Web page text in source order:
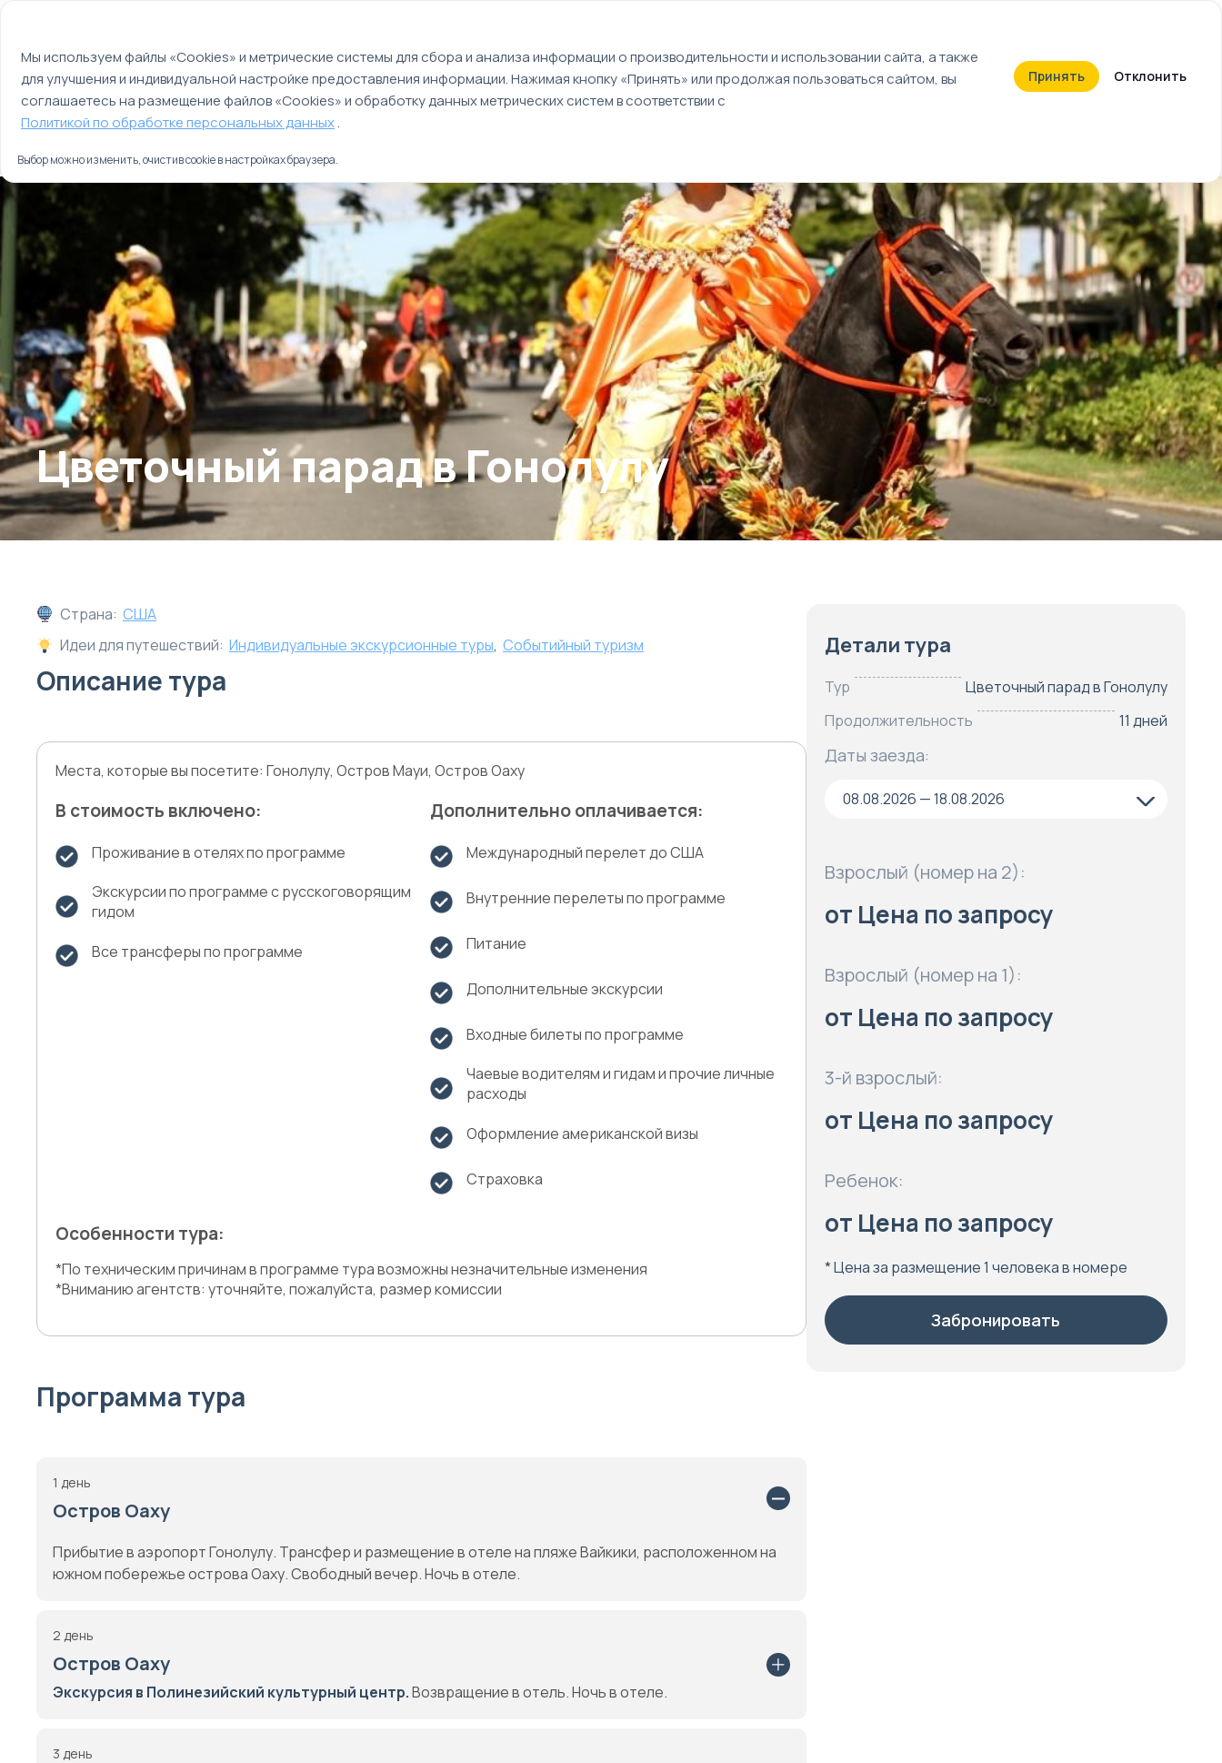
Страны Россия Туры Круизы Идеи путешествий Календарь событий Билеты
Главная
Цветочный парад в Гонолулу
Цветочный парад в Гонолулу
Страна: США
Идеи для путешествий: Индивидуальные экскурсионные туры, Событийный туризм
Описание тура
Места, которые вы посетите: Гонолулу, Остров Мауи, Остров Оаху
В стоимость включено:
Проживание в отелях по программе
Экскурсии по программе с русскоговорящим
гидом
Все трансферы по программе
Дополнительно оплачивается:
Международный перелет до США
Внутренние перелеты по программе
Питание
Дополнительные экскурсии
Входные билеты по программе
Чаевые водителям и гидам и прочие личные
расходы
Оформление американской визы
Страховка
Особенности тура:
*По техническим причинам в программе тура возможны незначительные изменения
*Вниманию агентств: уточняйте, пожалуйста, размер комиссии
Программа тура
1 день
Остров Оаху
Прибытие в аэропорт Гонолулу. Трансфер и размещение в отеле на пляже Вайкики, расположенном на
южном побережье острова Оаху. Свободный вечер. Ночь в отеле.
2 день
Остров Оаху
Экскурсия в Полинезийский культурный центр.Возвращение в отель. Ночь в отеле.
3 день
Детали тура
Тур
Цветочный парад в Гонолулу
Продолжительность
11 дней
Даты заезда:
08.08.2026 — 18.08.2026
Взрослый (номер на 2):
от Цена по запросу
Взрослый (номер на 1):
от Цена по запросу
3-й взрослый:
от Цена по запросу
Ребенок:
от Цена по запросу
* Цена за размещение 1 человека в номере
Забронировать
Мы используем файлы «Cookies» и метрические системы для сбора и анализа информации о производительности и использовании сайта, а также
для улучшения и индивидуальной настройке предоставления информации. Нажимая кнопку «Принять» или продолжая пользоваться сайтом, вы
соглашаетесь на размещение файлов «Cookies» и обработку данных метрических систем в соответствии с
Политикой по обработке персональных данных.
Принять Отклонить
Выбор можно изменить, очистив cookie в настройках браузера.